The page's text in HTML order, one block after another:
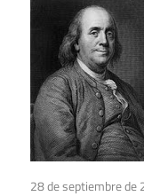
28 de septiembre de